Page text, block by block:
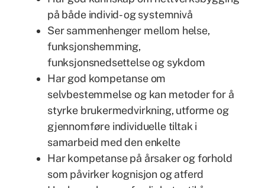
på både individ- og systemnivå
Ser sammenhenger mellom helse,
funksjonshemming,
funksjonsnedsettelse og sykdom
Har god kompetanse om
selvbestemmelse og kan metoder for å
styrke brukermedvirkning, utforme og
gjennomføre individuelle tiltak i
samarbeid med den enkelte
Har kompetanse på årsaker og forhold
som påvirker kognisjon og atferd